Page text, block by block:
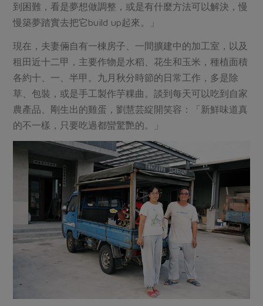
到困難，看是夢想做調整，或是有什麼方法可以解決，慢
慢築夢踏實去把它build up起來。」
現在，夫妻倆自有一棟房子、一間擴建中的加工室，以及
租田近十二甲，主要作物是水稻、花生和玉米，種植面積
各約十、一、半甲。九月秋分時節的日常工作，多是除
草、包裝，或是手工製作芋粿曲。談到每天可以吃到自家
農產品、剛生出的雞蛋，劉慧芸綻開笑容：「新鮮味道真
的不一樣，只要吃過都蠻驚艷的。」